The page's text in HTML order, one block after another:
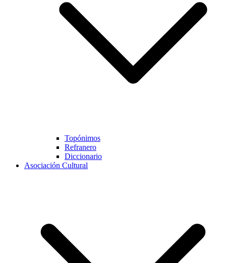
Topónimos
Refranero
Diccionario
Asociación Cultural